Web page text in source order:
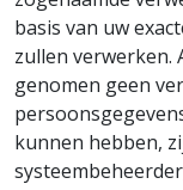
basis van uw
zullen verwerken.
genomen geen
kunnen hebben,